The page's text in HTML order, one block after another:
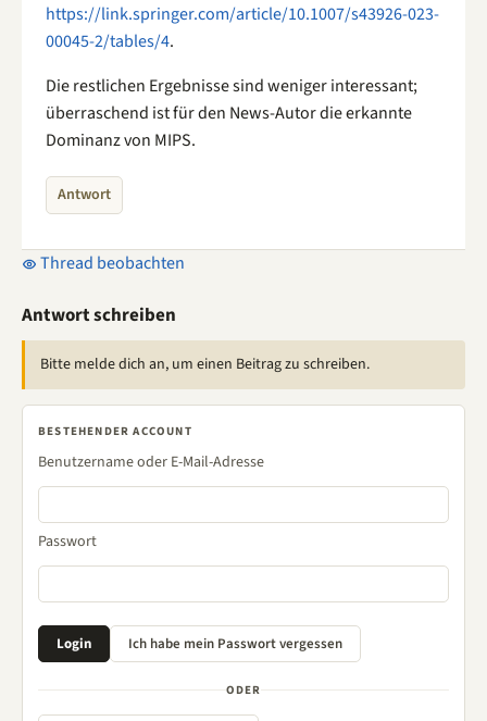
https://link.springer.com/article/10.1007/s43926-023-
00045-2/tables/4.
Die restlichen Ergebnisse sind weniger interessant;
überraschend ist für den News-Autor die erkannte
Dominanz von MIPS.
Antwort
Thread beobachten
Antwort schreiben
Bitte melde dich an, um einen Beitrag zu schreiben.
BESTEHENDER ACCOUNT
Benutzername oder E-Mail-Adresse
Passwort
ODER